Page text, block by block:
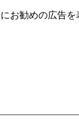
お勧めの広告